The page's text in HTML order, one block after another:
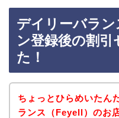
デイリーバラ
ン登録後の割
た！
ちょっとひらめいたん
ランス（Feyell）のお